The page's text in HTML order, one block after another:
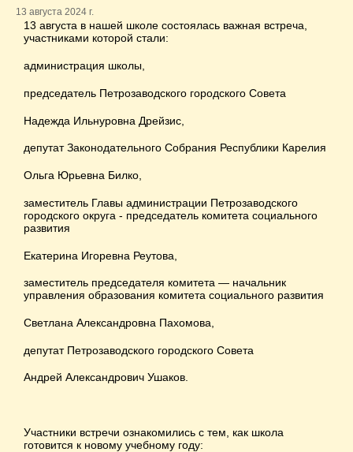
13 августа 2024 г.
13 августа в нашей школе состоялась важная встреча,
участниками которой стали:
администрация школы,
председатель Петрозаводского городского Совета
Надежда Ильнуровна Дрейзис,
депутат Законодательного Собрания Республики Карелия
Ольга Юрьевна Билко,
заместитель Главы администрации Петрозаводского
городского округа - председатель комитета социального
развития
Екатерина Игоревна Реутова,
заместитель председателя комитета — начальник
управления образования комитета социального развития
Светлана Александровна Пахомова,
депутат Петрозаводского городского Совета
Андрей Александрович Ушаков.
Участники встречи ознакомились с тем, как школа
готовится к новому учебному году: